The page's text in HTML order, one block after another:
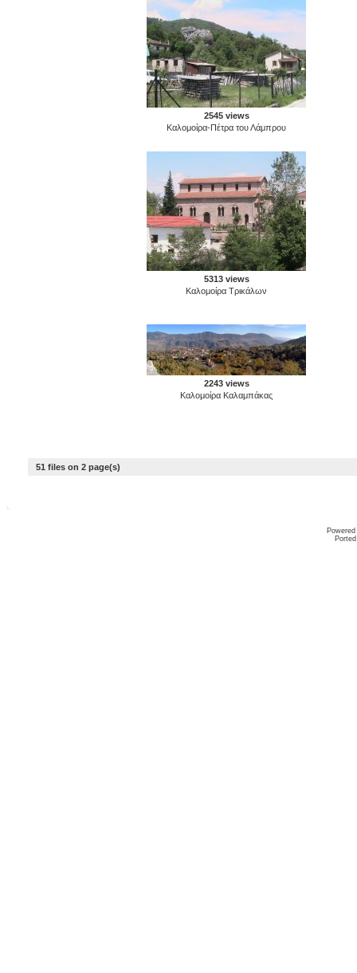
2545 views
Καλομοίρα-Πέτρα του Λάμπρου
5313 views
Καλομοίρα Τρικάλων
2243 views
Καλομοίρα Καλαμπάκας
51 files on 2 page(s)